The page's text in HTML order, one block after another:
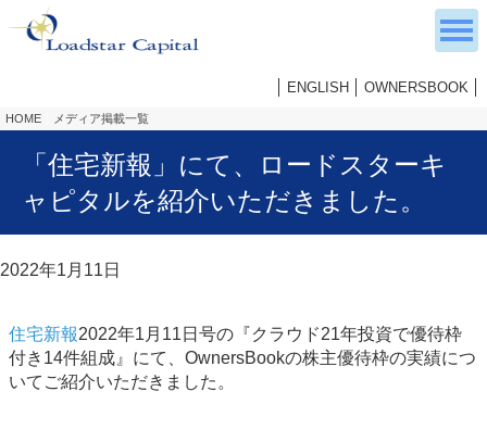
ENGLISH OWNERSBOOK
HOME メディア掲載一覧
「住宅新報」にて、ロードスターキ
ャピタルを紹介いただきました。
2022年1月11日
住宅新報2022年1月11日号の『クラウド21年投資で優待枠
付き14件組成』にて、OwnersBookの株主優待枠の実績につ
いてご紹介いただきました。